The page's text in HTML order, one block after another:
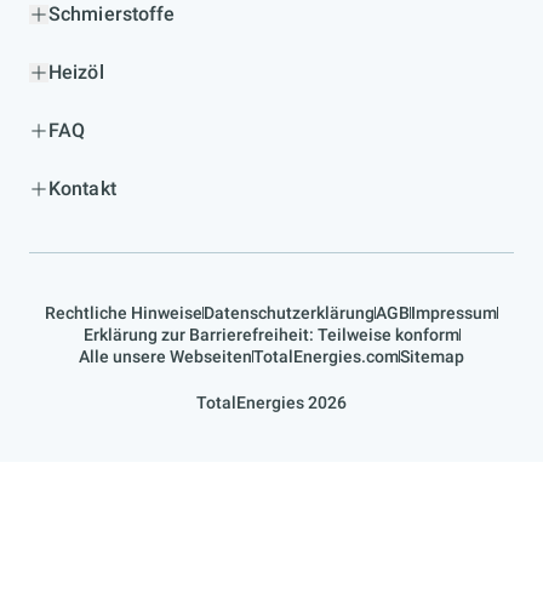
Schmierstoffe
Heizöl
FAQ
Kontakt
Rechtliche HinweiseDatenschutzerklärungAGBImpressum
Erklärung zur Barrierefreiheit: Teilweise konform
Alle unsere WebseitenTotalEnergies.comSitemap
TotalEnergies 2026